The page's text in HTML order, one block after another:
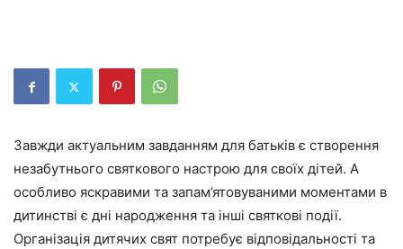
Завжди актуальним завданням для батьків є створення
незабутнього святкового настрою для своїх дітей. А
особливо яскравими та запам’ятовуваними моментами в
дитинстві є дні народження та інші святкові події.
Організація дитячих свят потребує відповідальності та